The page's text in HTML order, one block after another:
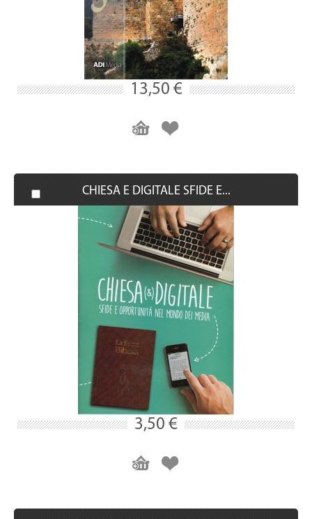
13,50 €
CHIESA E DIGITALE SFIDE E...
3,50 €